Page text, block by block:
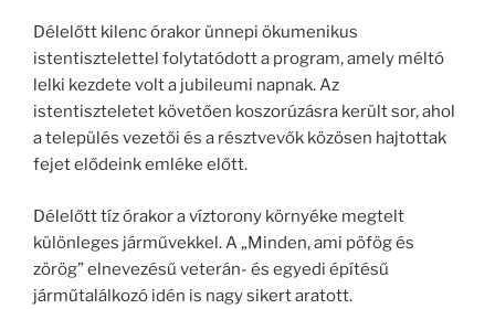
Délelőtt kilenc órakor ünnepi ökumenikus
istentisztelettel folytatódott a program, amely méltó
lelki kezdete volt a jubileumi napnak. Az
istentiszteletet követően koszorúzásra került sor, ahol
a település vezetői és a résztvevők közösen hajtottak
fejet elődeink emléke előtt.
Délelőtt tíz órakor a víztorony környéke megtelt
különleges járművekkel. A „Minden, ami pöfög és
zörög” elnevezésű veterán- és egyedi építésű
járműtalálkozó idén is nagy sikert aratott.